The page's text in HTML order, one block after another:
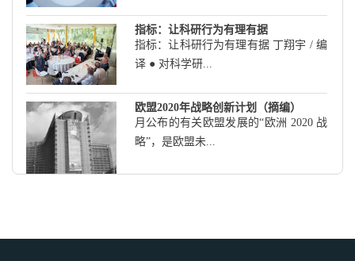
指标：让科研行为有理有据
指标：让科研行为有理有据 丁翔宇 / 编
译 ● 对科学研...
欧盟2020年战略创新计划（摘编）
月公布的有关欧盟发展的“欧洲 2020 战
略”，是欧盟未...